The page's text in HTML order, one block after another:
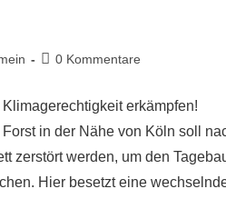
Beitrags-
0 Kommentare
erkämpfen!
in der Nähe von Köln soll
zerstört werden, um den
Hier besetzt eine